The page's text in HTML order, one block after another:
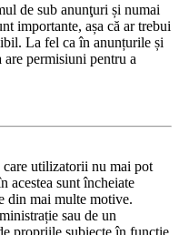
de sub anunţuri și numai
importante, așa că ar trebui
La fel ca în anunțurile și
permisiuni pentru a
care utilizatorii nu mai pot
acestea sunt încheiate
din mai multe motive.
sau de un
propriile subiecte în funcție